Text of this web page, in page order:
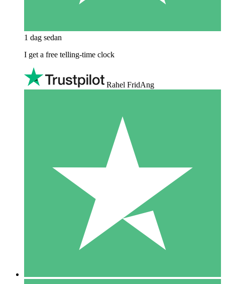
1 dag sedan
I get a free telling-time clock
Rahel FridAng